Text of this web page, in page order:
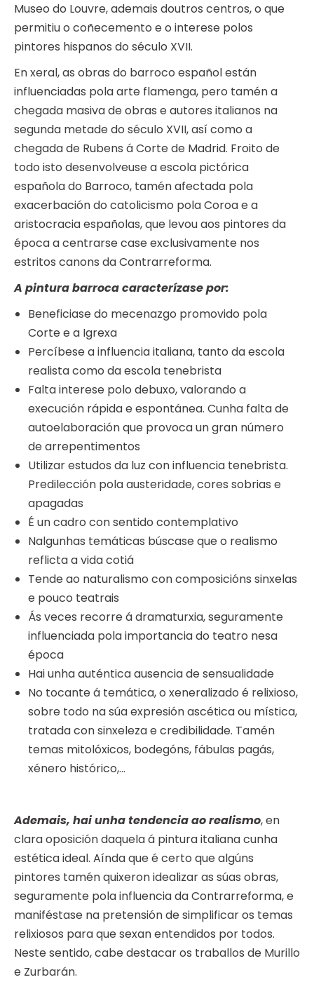
Museo do Louvre, ademais doutros centros, o que
permitiu o coñecemento e o interese polos
pintores hispanos do século XVII.
En xeral, as obras do barroco español están
influenciadas pola arte flamenga, pero tamén a
chegada masiva de obras e autores italianos na
segunda metade do século XVII, así como a
chegada de Rubens á Corte de Madrid. Froito de
todo isto desenvolveuse a escola pictórica
española do Barroco, tamén afectada pola
exacerbación do catolicismo pola Coroa e a
aristocracia españolas, que levou aos pintores da
época a centrarse case exclusivamente nos
estritos canons da Contrarreforma.
A pintura barroca caracterízase por:
Beneficiase do mecenazgo promovido pola
Corte e a Igrexa
Percíbese a influencia italiana, tanto da escola
realista como da escola tenebrista
Falta interese polo debuxo, valorando a
execución rápida e espontánea. Cunha falta de
autoelaboración que provoca un gran número
de arrepentimentos
Utilizar estudos da luz con influencia tenebrista.
Predilección pola austeridade, cores sobrias e
apagadas
É un cadro con sentido contemplativo
Nalgunhas temáticas búscase que o realismo
reflicta a vida cotiá
Tende ao naturalismo con composicións sinxelas
e pouco teatrais
Ás veces recorre á dramaturxia, seguramente
influenciada pola importancia do teatro nesa
época
Hai unha auténtica ausencia de sensualidade
No tocante á temática, o xeneralizado é relixioso,
sobre todo na súa expresión ascética ou mística,
tratada con sinxeleza e credibilidade. Tamén
temas mitolóxicos, bodegóns, fábulas pagás,
xénero histórico,…
Ademais, hai unha tendencia ao realismo, en
clara oposición daquela á pintura italiana cunha
estética ideal. Aínda que é certo que algúns
pintores tamén quixeron idealizar as súas obras,
seguramente pola influencia da Contrarreforma, e
maniféstase na pretensión de simplificar os temas
relixiosos para que sexan entendidos por todos.
Neste sentido, cabe destacar os traballos de Murillo
e Zurbarán.